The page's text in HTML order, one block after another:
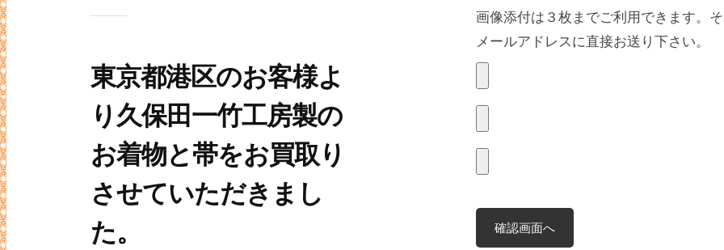
東京都港区のお客様よ
り久保田一竹工房製の
お着物と帯をお買取り
させていただきまし
た。
画像添付は３枚までご利用できます。
メールアドレスに直接お送り下さい。